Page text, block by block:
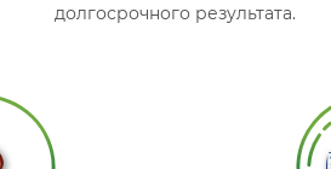
долгосрочного результата.